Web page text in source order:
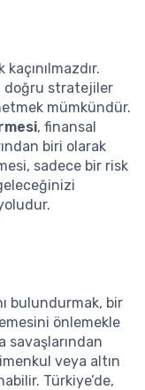
doğru stratejiler
mümkündür.
, finansal
biri olarak
sadece bir risk
bulundurmak, bir
önlemekle
savaşlarından
veya altın
Türkiye’de,